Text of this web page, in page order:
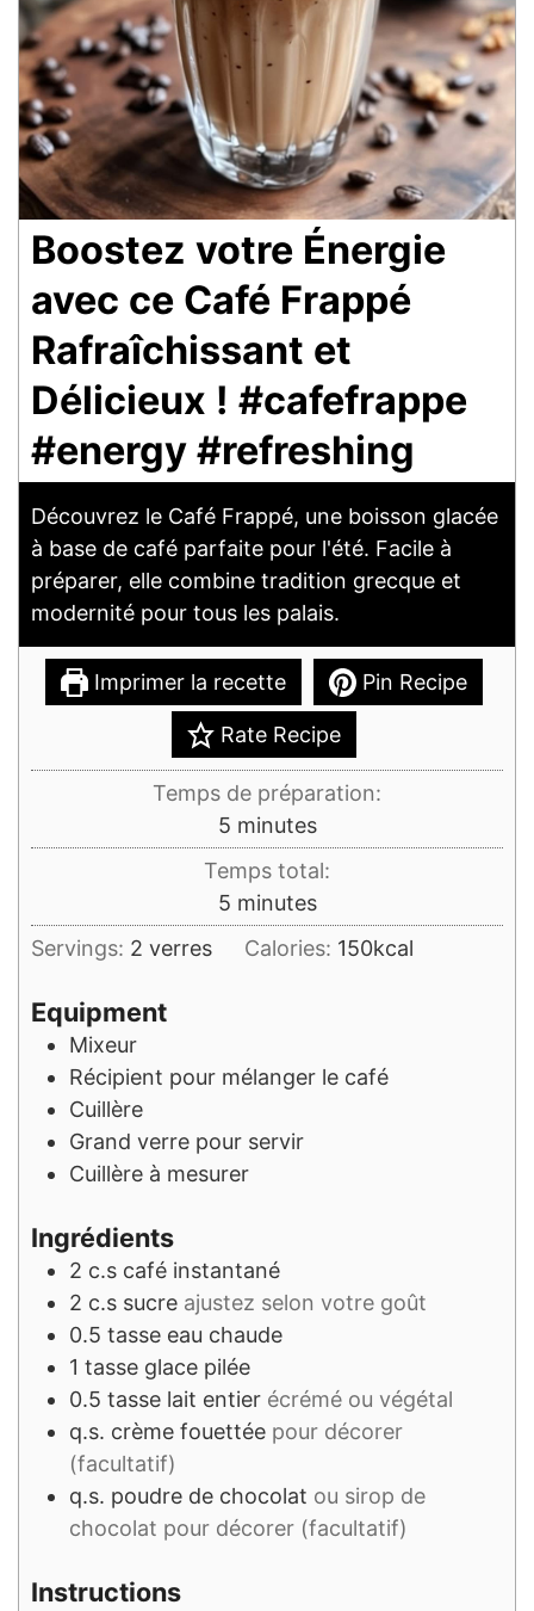
Boostez votre Énergie
avec ce Café Frappé
Rafraîchissant et
Délicieux ! #cafefrappe
#energy #refreshing
Découvrez le Café Frappé, une boisson glacée
à base de café parfaite pour l'été. Facile à
préparer, elle combine tradition grecque et
modernité pour tous les palais.
Imprimer la recette Pin Recipe
Rate Recipe
Temps de préparation:
5minutes
minutes
Temps total:
5minutes
minutes
Servings: 2 verres Calories: 150kcal
Equipment
Mixeur
Récipient pour mélanger le café
Cuillère
Grand verre pour servir
Cuillère à mesurer
Ingrédients
2 c.s café instantané
2 c.s sucre ajustez selon votre goût
0.5 tasse eau chaude
1 tasse glace pilée
0.5 tasse lait entier écrémé ou végétal
q.s. crème fouettée pour décorer
(facultatif)
q.s. poudre de chocolat ou sirop de
chocolat pour décorer (facultatif)
Instructions